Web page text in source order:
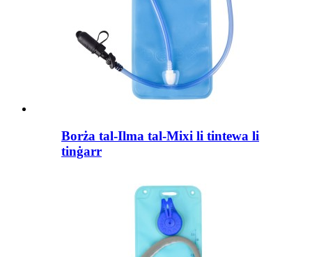
Borża tal-Ilma tal-Mixi li tintewa li
tinġarr